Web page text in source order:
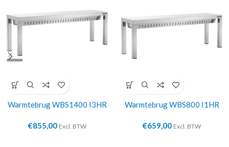
Warmtebrug WBS1400 I3HR
€855,00 Excl. BTW
Warmtebrug WBS800 I1HR
€659,00 Excl. BTW